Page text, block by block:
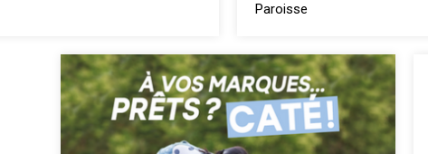
Paroisse